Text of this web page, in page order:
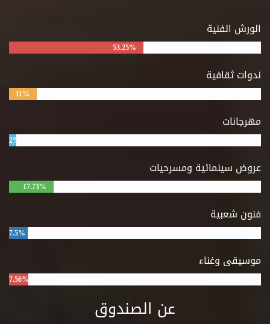
الورش الفنية
53.25%
ندوات ثقافية
11%
مهرجانات
2%
عروض سينمائية ومسرحيات
17.73%
فنون شعبية
7.5%
موسيقى وغناء
7.56%
عن الصندوق